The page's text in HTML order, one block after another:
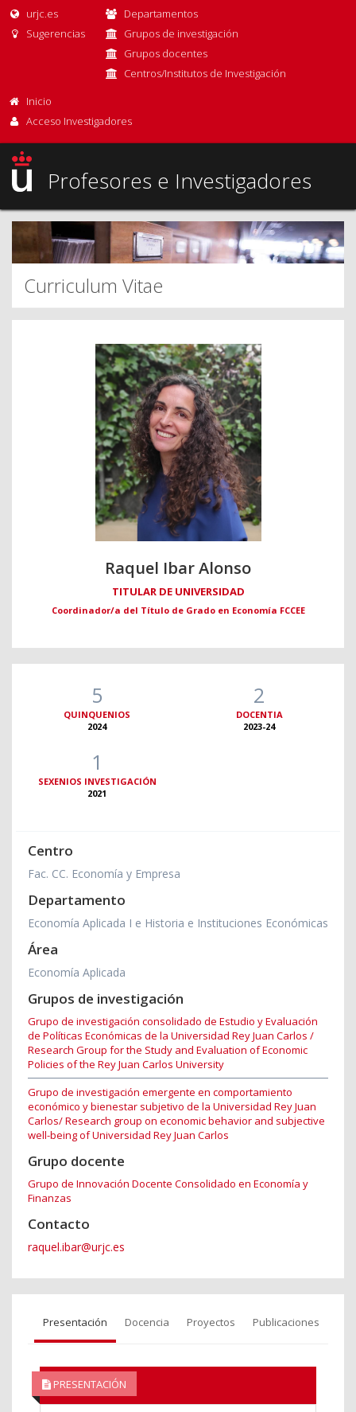
urjc.es
Sugerencias
Departamentos
Grupos de investigación
Grupos docentes
Centros/Institutos de Investigación
Inicio
Acceso Investigadores
Profesores e Investigadores
Curriculum Vitae
Raquel Ibar Alonso
TITULAR DE UNIVERSIDAD
Coordinador/a del Título de Grado en Economía FCCEE
5
QUINQUENIOS
2024
2
DOCENTIA
2023-24
1
SEXENIOS INVESTIGACIÓN
2021
Centro
Fac. CC. Economía y Empresa
Departamento
Economía Aplicada I e Historia e Instituciones Económicas
Área
Economía Aplicada
Grupos de investigación
Grupo de investigación consolidado de Estudio y Evaluación
de Políticas Económicas de la Universidad Rey Juan Carlos /
Research Group for the Study and Evaluation of Economic
Policies of the Rey Juan Carlos University
Grupo de investigación emergente en comportamiento
económico y bienestar subjetivo de la Universidad Rey Juan
Carlos/ Research group on economic behavior and subjective
well-being of Universidad Rey Juan Carlos
Grupo docente
Grupo de Innovación Docente Consolidado en Economía y
Finanzas
Contacto
raquel.ibar@urjc.es
Presentación Docencia Proyectos Publicaciones
PRESENTACIÓN